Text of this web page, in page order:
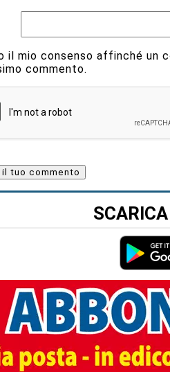
il mio consenso affinché un
commento.